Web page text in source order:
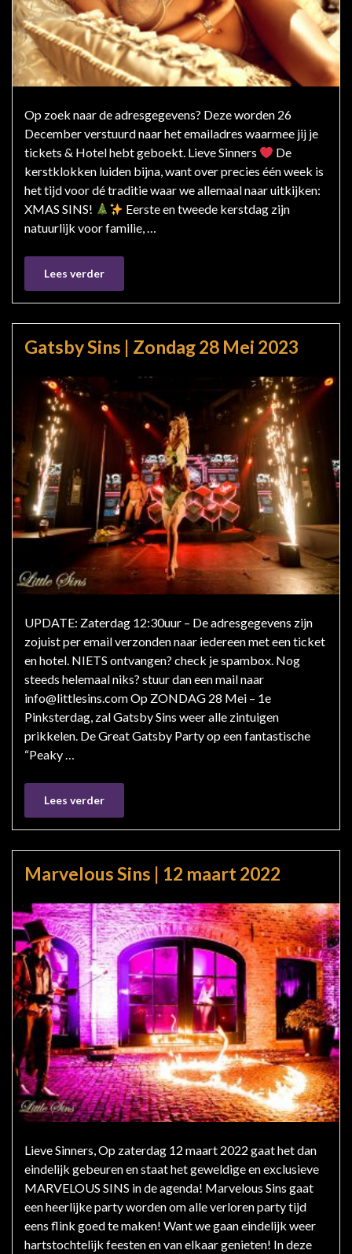
Op zoek naar de adresgegevens? Deze worden 26
December verstuurd naar het emailadres waarmee jij je
tickets & Hotel hebt geboekt. Lieve Sinners
De
kerstklokken luiden bijna, want over precies één week is
het tijd voor dé traditie waar we allemaal naar uitkijken:
XMAS SINS!
Eerste en tweede kerstdag zijn
natuurlijk voor familie, …
Lees verder
Gatsby Sins | Zondag 28 Mei 2023
UPDATE: Zaterdag 12:30uur – De adresgegevens zijn
zojuist per email verzonden naar iedereen met een ticket
en hotel. NIETS ontvangen? check je spambox. Nog
steeds helemaal niks? stuur dan een mail naar
info@littlesins.com Op ZONDAG 28 Mei – 1e
Pinksterdag, zal Gatsby Sins weer alle zintuigen
prikkelen. De Great Gatsby Party op een fantastische
“Peaky …
Lees verder
Marvelous Sins | 12 maart 2022
Lieve Sinners, Op zaterdag 12 maart 2022 gaat het dan
eindelijk gebeuren en staat het geweldige en exclusieve
MARVELOUS SINS in de agenda! Marvelous Sins gaat
een heerlijke party worden om alle verloren party tijd
eens flink goed te maken! Want we gaan eindelijk weer
hartstochtelijk feesten en van elkaar genieten! In deze